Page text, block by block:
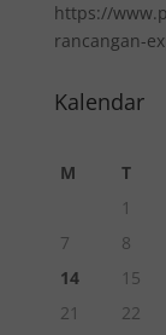
https://
rancangan-
Kalendar
M T
1
7
8
14
15
21
22